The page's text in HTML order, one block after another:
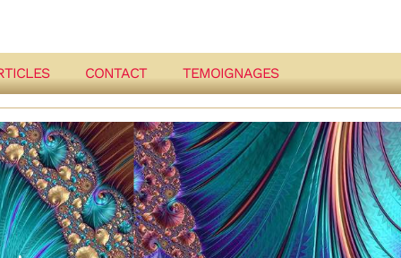
CONTACT TEMOIGNAGES